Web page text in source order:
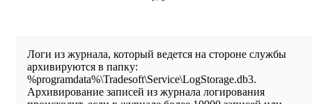
Логи из журнала, который ведется на стороне службы
архивируются в папку:
%programdata%\Tradesoft\Service\LogStorage.db3.
Архивирование записей из журнала логирования